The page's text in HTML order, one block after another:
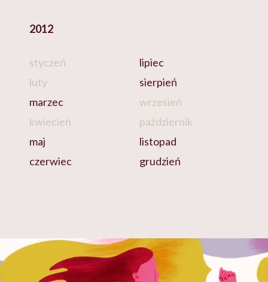
2012
styczeń
luty
marzec
kwiecień
maj
czerwiec
lipiec
sierpień
wrzesień
październik
listopad
grudzień